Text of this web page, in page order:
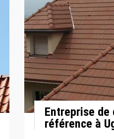
Entreprise de
référence à